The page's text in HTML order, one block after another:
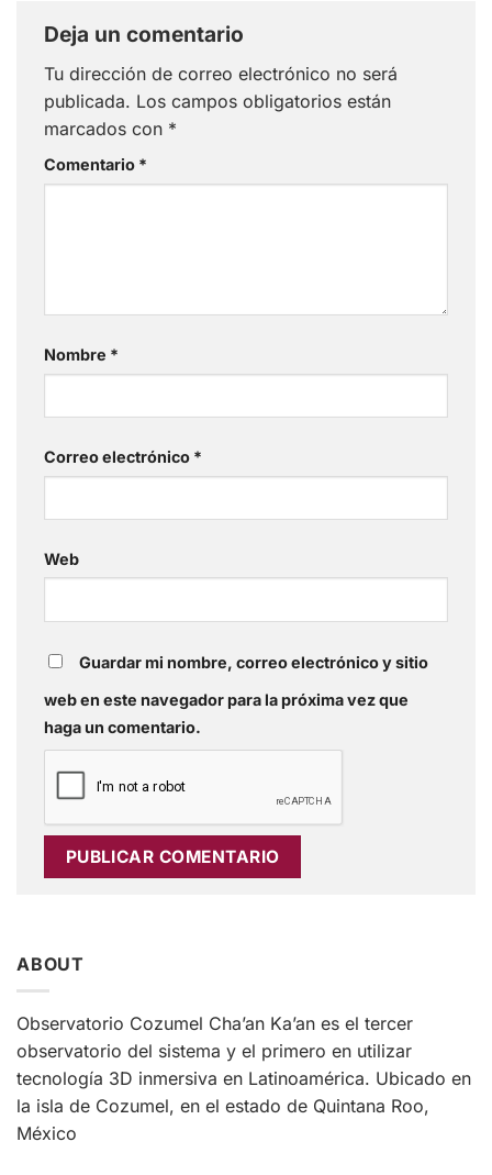
Deja un comentario
Tu dirección de correo electrónico no será
publicada. Los campos obligatorios están
marcados con *
Comentario *
Nombre *
Correo electrónico *
Web
Guardar mi nombre, correo electrónico y sitio
web en este navegador para la próxima vez que
haga un comentario.
ABOUT
Observatorio Cozumel Cha’an Ka’an es el tercer
observatorio del sistema y el primero en utilizar
tecnología 3D inmersiva en Latinoamérica. Ubicado en
la isla de Cozumel, en el estado de Quintana Roo,
México